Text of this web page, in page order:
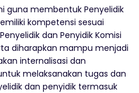
guna membentuk Penyelidik
kompetensi sesuai
dan Penyidik Komisi
diharapkan mampu menjadi
internalisasi dan
melaksanakan tugas dan
dan penyidik termasuk